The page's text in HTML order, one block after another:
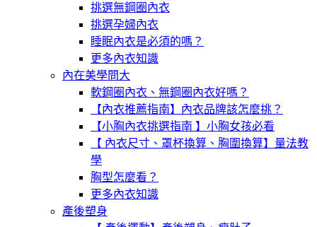
挑選無鋼圈內衣
挑選孕婦內衣
睡眠內衣是必須的嗎？
更多內衣知識
內在美學問大
軟鋼圈內衣、無鋼圈內衣好嗎？
【內衣推薦指南】內衣品牌該怎麼挑？
【小胸內衣挑選指南 】小胸女孩必看
【 內衣尺寸、罩杯換算、胸圍換算】量法教
學
胸型怎麼看？
更多內衣知識
產後塑身